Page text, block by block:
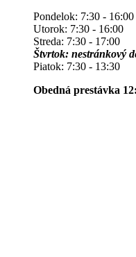
Pondelok: 7:30 - 16:00
Utorok: 7:30 - 16:00
Streda: 7:30 - 17:00
Štvrtok: nestránkový
Piatok: 7:30 - 13:30
Obedná prestávka